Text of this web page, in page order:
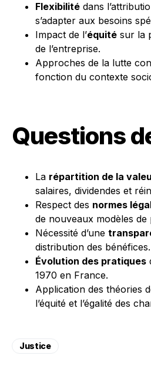
Flexibilité dans
s’adapter aux besoins
Impact de l’équité sur la
de l’entreprise.
Approches de la lutte
fonction du contexte
Questions
La répartition de la
salaires, dividendes et
Respect des normes
de nouveaux modèles de
Nécessité d’une
distribution des bénéfices.
Évolution des pratiques
1970 en France.
Application des théories
l’équité et l’égalité des
Justice